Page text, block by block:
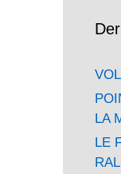
LA
LE